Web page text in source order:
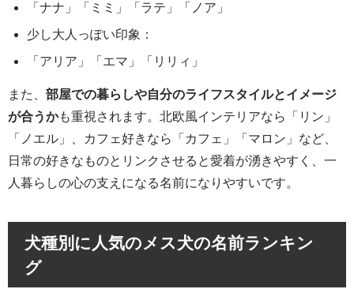
「ナナ」「ミミ」「ラテ」「ノア」
少し大人っぽい印象：
「アリア」「エマ」「リリィ」
また、 部屋での暮らしや自分のライフスタイルとイメージ
が合うかも重視されます。北欧風インテリアなら「リン」
「ノエル」、カフェ好きなら「カフェ」「マロン」など、
日常の好きなものとリンクさせると愛着が湧きやすく、一
人暮らしの心の支えになる名前になりやすいです。
犬種別に人気のメス犬の名前ランキン
グ